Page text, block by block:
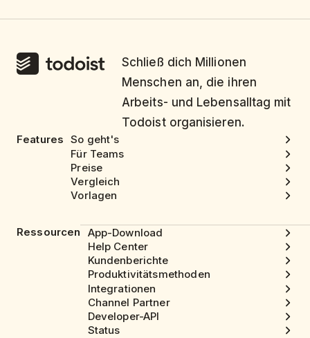
Schließ dich Millionen
Menschen an, die ihren
Arbeits- und Lebensalltag mit
Todoist organisieren.
Features So geht's
Für Teams
Preise
Vergleich
Vorlagen
Ressourcen
App-Download
Help Center
Kundenberichte
Produktivitätsmethoden
Integrationen
Channel Partner
Developer-API
Status